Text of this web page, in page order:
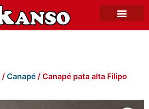
/ Canapé / Canapé pata alta Filipo